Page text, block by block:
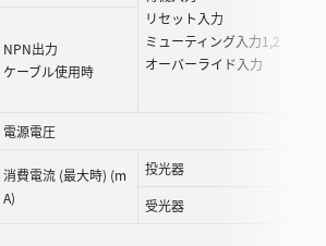
リセット入力
ミューティング入力1,2
オーバーライド入力
NPN出力
ケーブル使用時
電源電圧
消費電流 (最大時) (m
A)
投光器
受光器